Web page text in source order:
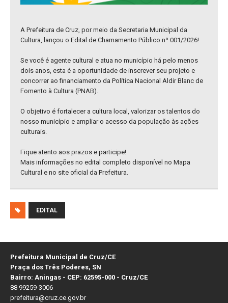
A Prefeitura de Cruz, por meio da Secretaria Municipal da
Cultura, lançou o Edital de Chamamento Público nº 001/2026!
Se você é agente cultural e atua no município há pelo menos
dois anos, esta é a oportunidade de inscrever seu projeto e
concorrer ao financiamento da Política Nacional Aldir Blanc de
Fomento à Cultura (PNAB).
O objetivo é fortalecer a cultura local, valorizar os talentos do
nosso município e ampliar o acesso da população às ações
culturais.
Fique atento aos prazos e participe!
Mais informações no edital completo disponível no Mapa
Cultural e no site oficial da Prefeitura.
EDITAL
Prefeitura Municipal de Cruz/CE
Praça dos Três Poderes, SN
Bairro: Aningas - CEP: 62595-000 - Cruz/CE
88 99259-3006
prefeitura@cruz.ce.gov.br